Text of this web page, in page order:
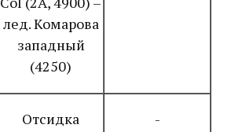
лед. Комарова
западный
(4250)
Отсидка -